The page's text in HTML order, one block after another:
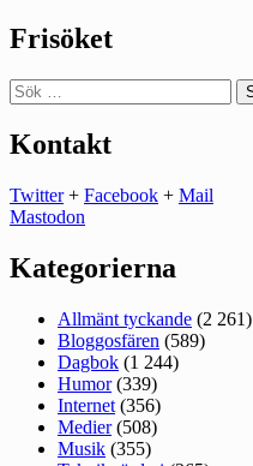
Frisöket
Sök
efter:
Kontakt
Twitter+ Facebook + Mail
Mastodon
Kategorierna
Allmänt tyckande (2 261)
Bloggosfären (589)
Dagbok (1 244)
Humor(339)
Internet (356)
Medier(508)
Musik (355)